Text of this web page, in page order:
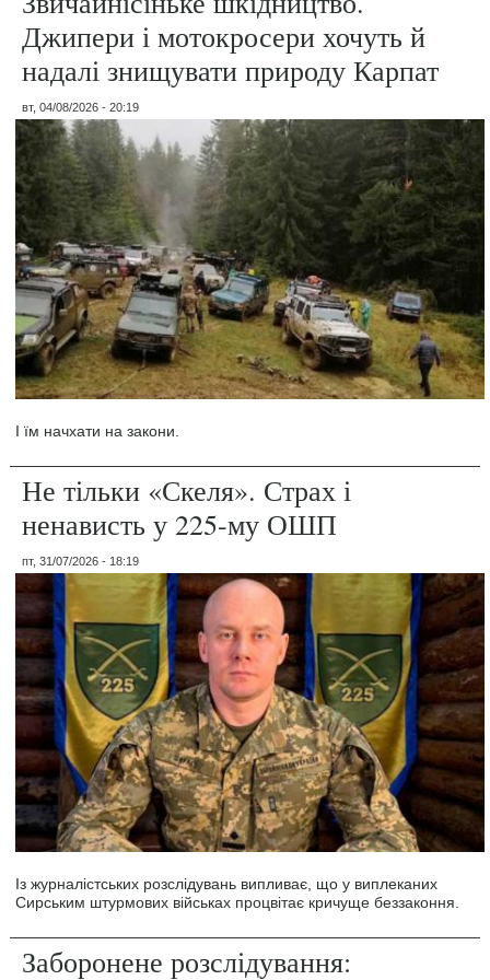
Джипери і мотокросери хочуть й
надалі знищувати природу Карпат
вт, 04/08/2026 - 20:19
І їм начхати на закони.
Не тільки «Скеля». Страх і
ненависть у 225-му ОШП
пт, 31/07/2026 - 18:19
Із журналістських розслідувань випливає, що у виплеканих
Сирським штурмових військах процвітає кричуще беззаконня.
Заборонене розслідування: